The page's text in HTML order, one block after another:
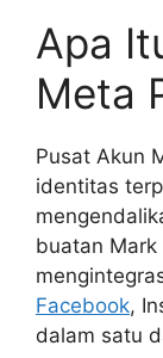
Apa
Meta
Pusat Akun
identitas
buatan Mark
Facebook,
dalam satu